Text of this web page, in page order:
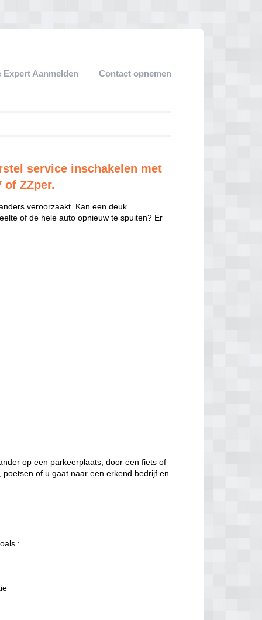
Expert Aanmelden Contact opnemen
service inschakelen met
ZZper.
veroorzaakt. Kan een deuk
of de hele auto opnieuw te spuiten? Er
op een parkeerplaats, door een fiets of
of u gaat naar een erkend bedrijf en
: